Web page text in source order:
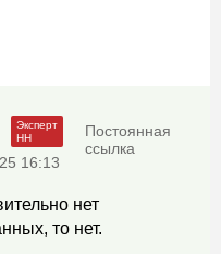
16:13
Постоянная
ссылка
нет
то нет.